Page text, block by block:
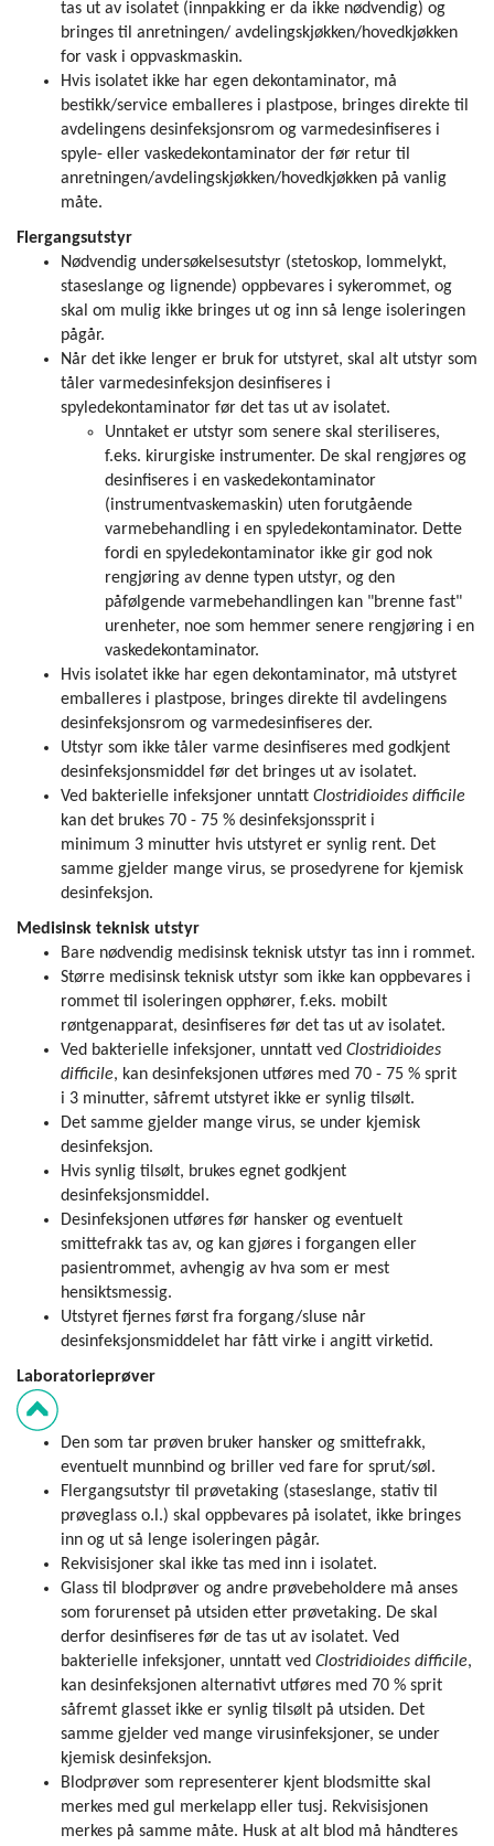
tas ut av isolatet (innpakking er da ikke nødvendig) og
bringes til anretningen/ avdelingskjøkken/hovedkjøkken
for vask i oppvaskmaskin.
Hvis isolatet ikke har egen dekontaminator, må
bestikk/service emballeres i plastpose, bringes direkte til
avdelingens desinfeksjonsrom og varmedesinfiseres i
spyle- eller vaskedekontaminator der før retur til
anretningen/avdelingskjøkken/hovedkjøkken på vanlig
måte.
Flergangsutstyr
Nødvendig undersøkelsesutstyr (stetoskop, lommelykt,
staseslange og lignende) oppbevares i sykerommet, og
skal om mulig ikke bringes ut og inn så lenge isoleringen
pågår.
Når det ikke lenger er bruk for utstyret, skal alt utstyr som
tåler varmedesinfeksjon desinfiseres i
spyledekontaminator før det tas ut av isolatet.
Unntaket er utstyr som senere skal steriliseres,
f.eks. kirurgiske instrumenter. De skal rengjøres og
desinfiseres i en vaskedekontaminator
(instrumentvaskemaskin) uten forutgående
varmebehandling i en spyledekontaminator. Dette
fordi en spyledekontaminator ikke gir god nok
rengjøring av denne typen utstyr, og den
påfølgende varmebehandlingen kan "brenne fast"
urenheter, noe som hemmer senere rengjøring i en
vaskedekontaminator.
Hvis isolatet ikke har egen dekontaminator, må utstyret
emballeres i plastpose, bringes direkte til avdelingens
desinfeksjonsrom og varmedesinfiseres der.
Utstyr som ikke tåler varme desinfiseres med godkjent
desinfeksjonsmiddel før det bringes ut av isolatet.
Ved bakterielle infeksjoner unntatt Clostridioides difficile
kan det brukes 70 - 75 % desinfeksjonssprit i
minimum 3 minutter hvis utstyret er synlig rent. Det
samme gjelder mange virus, se prosedyrene for kjemisk
desinfeksjon.
Medisinsk teknisk utstyr
Bare nødvendig medisinsk teknisk utstyr tas inn i rommet.
Større medisinsk teknisk utstyr som ikke kan oppbevares i
rommet til isoleringen opphører, f.eks. mobilt
røntgenapparat, desinfiseres før det tas ut av isolatet.
Ved bakterielle infeksjoner, unntatt ved Clostridioides
difficile, kan desinfeksjonen utføres med 70 - 75 % sprit
i 3 minutter, såfremt utstyret ikke er synlig tilsølt.
Det samme gjelder mange virus, se under kjemisk
desinfeksjon.
Hvis synlig tilsølt, brukes egnet godkjent
desinfeksjonsmiddel.
Desinfeksjonen utføres før hansker og eventuelt
smittefrakk tas av, og kan gjøres i forgangen eller
pasientrommet, avhengig av hva som er mest
hensiktsmessig.
Utstyret fjernes først fra forgang/sluse når
desinfeksjonsmiddelet har fått virke i angitt virketid.
Den som tar prøven bruker hansker og smittefrakk,
eventuelt munnbind og briller ved fare for sprut/søl.
Flergangsutstyr til prøvetaking (staseslange, stativ til
prøveglass o.l.) skal oppbevares på isolatet, ikke bringes
inn og ut så lenge isoleringen pågår.
Rekvisisjoner skal ikke tas med inn i isolatet.
Glass til blodprøver og andre prøvebeholdere må anses
som forurenset på utsiden etter prøvetaking. De skal
derfor desinfiseres før de tas ut av isolatet. Ved
bakterielle infeksjoner, unntatt ved Clostridioides difficile,
kan desinfeksjonen alternativt utføres med 70 % sprit
såfremt glasset ikke er synlig tilsølt på utsiden. Det
samme gjelder ved mange virusinfeksjoner, se under
kjemisk desinfeksjon.
Blodprøver som representerer kjent blodsmitte skal
merkes med gul merkelapp eller tusj. Rekvisisjonen
merkes på samme måte. Husk at alt blod må håndteres